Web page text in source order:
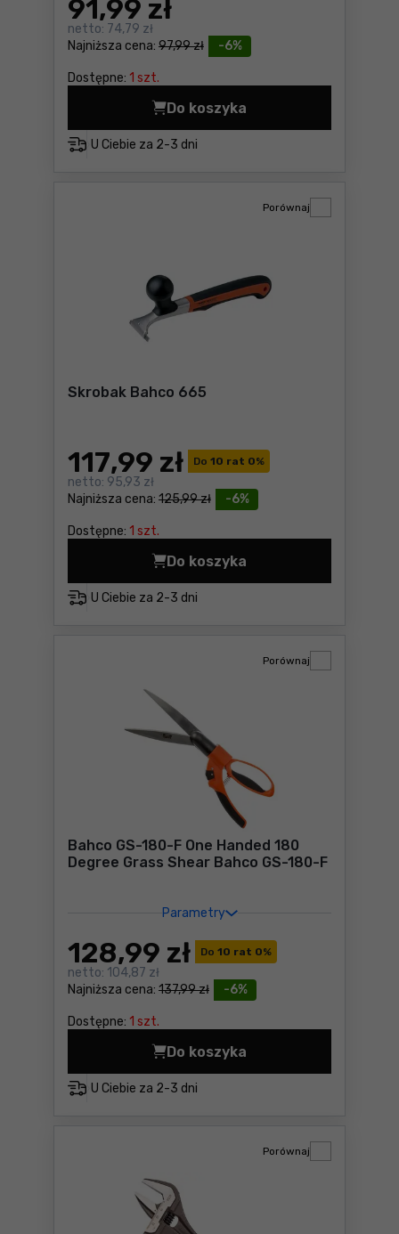
-6%
Najniższa cena: 97,99 zł
91,99 zł
netto: 74,79 zł
Dostępne: 1 szt.
U Ciebie za 2-3 dni
Do koszyka
Piły otworowe 83mm
Skrobak Bahco 665
Do 10 rat 0%
-6%
Najniższa cena: 125,99 zł
117,99 zł
netto: 95,93 zł
Dostępne: 1 szt.
Porównaj
U Ciebie za 2-3 dni
Do koszyka
Skrobak Bahco 665 Cena
Bahco GS-180-F One Handed 180
Degree Grass Shear Bahco GS-180-F
Parametry
Do 10 rat 0%
-6%
Najniższa cena: 137,99 zł
128,99 zł
netto: 104,87 zł
Dostępne: 1 szt.
Porównaj
U Ciebie za 2-3 dni
Do koszyka
Bahco GS-180-F One
Porównaj